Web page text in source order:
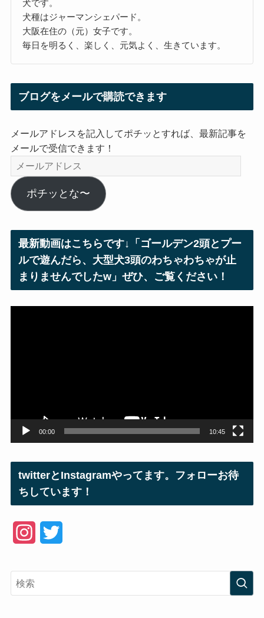
犬です。
犬種はジャーマンシェパード。
大阪在住の（元）女子です。
毎日を明るく、楽しく、元気よく、生きています。
ブログをメールで購読できます
メールアドレスを記入してポチッとすれば、最新記事を
メールで受信できます！
メ
ー
ル
ア
ス
ポチッとな〜
最新動画はこちらです↓「ゴールデン2頭とプー
ルで遊んだら、大型犬3頭のわちゃわちゃが止
まりませんでしたw」ぜひ、ご覧ください！
00:00 10:45
twitterとInstagramやってます。フォローお待
ちしています！